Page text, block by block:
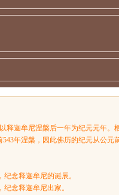
释迦牟尼涅槃后一年为纪元元年。
年涅槃，因此佛历的纪元从公元
念释迦牟尼的诞辰。
念释迦牟尼出家。